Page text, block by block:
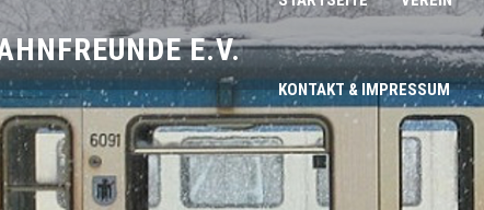
E.V.
KONTAKT & IMPRESSUM